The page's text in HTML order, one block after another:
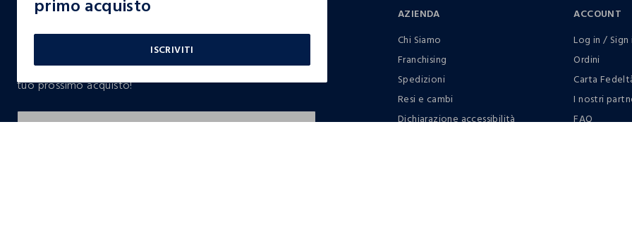
primo acquisto
ISCRIVITI
Un click, un regalo:
-10% subito per te 💌
Iscriviti ora alla newsletter e ottieni il-10% di scontosul
tuo prossimo acquisto!
AZIENDA
Chi Siamo
Franchising
Spedizioni
Resi e cambi
Dichiarazione accessibilità
ACCOUNT
Log in / Sign
Ordini
Carta
I nostri
FAQ